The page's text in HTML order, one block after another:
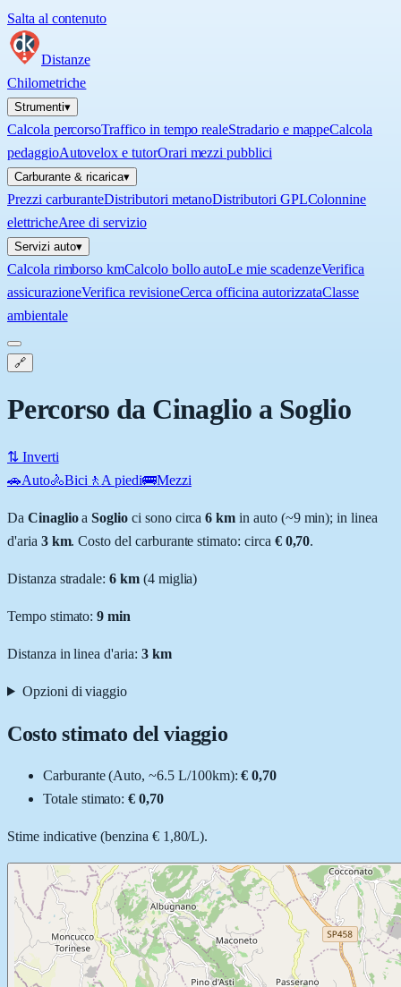
Salta al contenuto
Distanze
Chilometriche
Strumenti▾
Calcola percorsoTraffico in tempo realeStradario e mappeCalcola
pedaggioAutovelox e tutorOrari mezzi pubblici
Carburante & ricarica▾
Prezzi carburanteDistributori metanoDistributori GPLColonnine
elettricheAree di servizio
Servizi auto▾
Calcola rimborso kmCalcolo bollo autoLe mie scadenzeVerifica
assicurazioneVerifica revisioneCerca officina autorizzataClasse
ambientale
🔗
Percorso da Cinaglio a Soglio
⇅ Inverti
🚗Auto🚴Bici 🚶 A piedi🚌Mezzi
Da CinaglioaSoglio ci sono circa 6 km in auto (~9 min); in linea
d'aria 3km. Costo del carburante stimato: circa € 0,70.
Distanza stradale:6 km (4miglia)
Tempo stimato:9 min
Distanza in linea d'aria: 3km
Opzioni di viaggio
Costo stimato del viaggio
Carburante (Auto, ~6.5 L/100km): € 0,70
Totale stimato:€ 0,70
Stime indicative (benzina € 1,80/L).